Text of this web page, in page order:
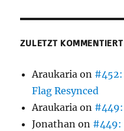
ZULETZT KOMMENTIERT
Araukaria on #452:
Flag Resynced
Araukaria on #449:
Jonathan on #449: